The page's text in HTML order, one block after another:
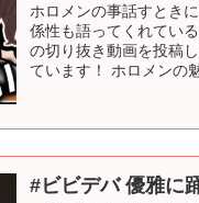
ホロメンの事話すとき
係性も語ってくれてい
の切り抜き動画を投稿
ています！ ホロメンの
#ビビデバ 優雅に